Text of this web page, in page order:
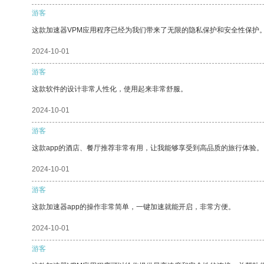
游客
这款加速器VPM应用程序已经为我们带来了无限的隐私保护和安全性保护
2024-10-01
游客
这款软件的设计非常人性化，使用起来非常舒服。
2024-10-01
游客
这款app的酒店、餐厅推荐非常有用，让我能够享受到高品质的旅行体验。
2024-10-01
游客
这款加速器app的操作非常简单，一键加速就能开启，非常方便。
2024-10-01
游客